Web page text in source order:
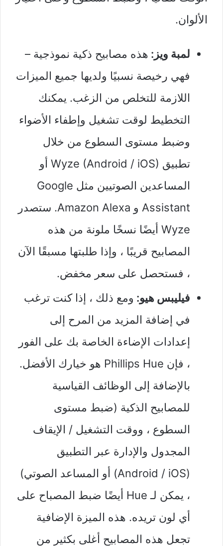
الألوان.
لمبة ويز: هذه مصابيح ذكية نموذجية –
فهي رخيصة نسبيًا ولديها جميع الميزات
اللازمة للتخلص من الزغب. يمكنك
التخطيط لوقت تشغيل وإطفاء الأضواء
وضبط مستوى السطوع من خلال
تطبيق Wyze (Android / iOS) أو
المساعدين الصوتيين مثل Google
Assistant و Amazon Alexa. ستصدر
Wyze أيضًا نسخًا ملونة من هذه
المصابيح قريبًا ، وإذا طلبتها مسبقًا الآن
، فستحصل على سعر مخفض.
فيليبس هيو: ومع ذلك ، إذا كنت ترغب
في إضافة المزيد من المرح إلى
إعدادات الإضاءة الخاصة بك على الفور
، فإن Phillips Hue هو خيارك الأفضل.
بالإضافة إلى الوظائف القياسية
للمصابيح الذكية (ضبط مستوى
السطوع ، ووقت التشغيل / الإيقاف
المجدول والإدارة عبر التطبيق
(Android / iOS) أو المساعد الصوتي)
، يمكن لـ Hue أيضًا ضبط المصباح على
أي لون تريده. هذه الميزة الإضافية
تجعل هذه المصابيح أغلى بكثير من